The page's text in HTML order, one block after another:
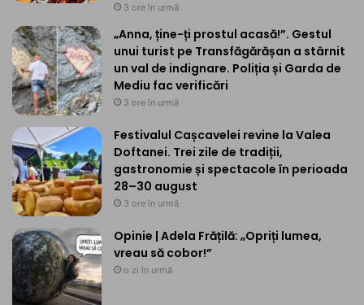
3 ore în urmă
„Anna, ține-ți prostul acasă!”. Gestul
unui turist pe Transfăgărășan a stârnit
un val de indignare. Poliția și Garda de
Mediu fac verificări
3 ore în urmă
Festivalul Cașcavelei revine la Valea
Doftanei. Trei zile de tradiții,
gastronomie și spectacole în perioada
28–30 august
3 ore în urmă
Opinie | Adela Frățilă: „Opriți lumea,
vreau să cobor!”
o zi în urmă